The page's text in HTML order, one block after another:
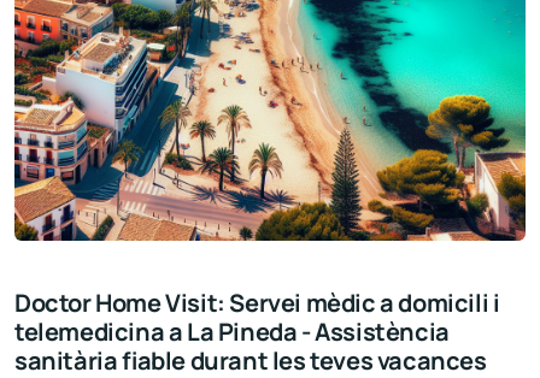
Doctor Home Visit: Servei mèdic a domicili i
telemedicina a La Pineda - Assistència
sanitària fiable durant les teves vacances